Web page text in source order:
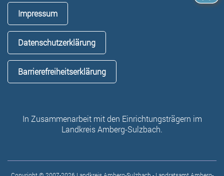
Impressum
Datenschutzerklärung
Barrierefreiheitserklärung
In Zusammenarbeit mit den Einrichtungsträgern im
Landkreis Amberg-Sulzbach.